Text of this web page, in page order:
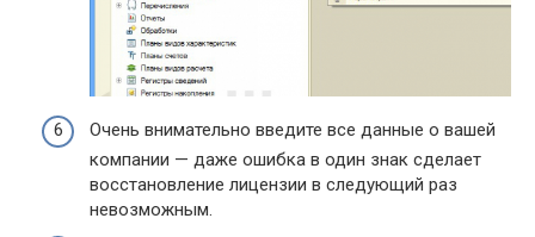
Очень внимательно введите все данные о вашей
компании — даже ошибка в один знак сделает
восстановление лицензии в следующий раз
невозможным.